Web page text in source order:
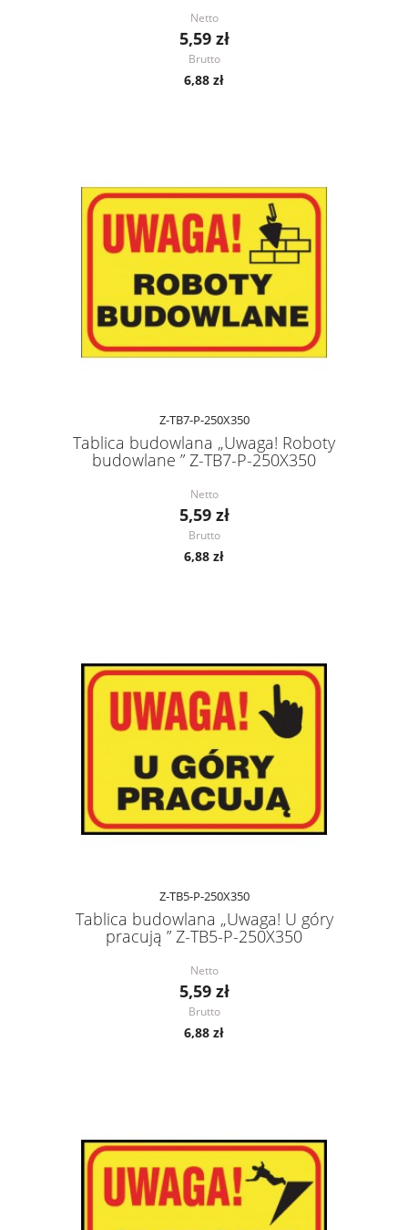
Netto
5,59 zł
Brutto
6,88 zł
Z-TB7-P-250X350
Tablica budowlana „Uwaga! Roboty
budowlane ” Z-TB7-P-250X350
Netto
5,59 zł
Brutto
6,88 zł
Z-TB5-P-250X350
Tablica budowlana „Uwaga! U góry
pracują ” Z-TB5-P-250X350
Netto
5,59 zł
Brutto
6,88 zł